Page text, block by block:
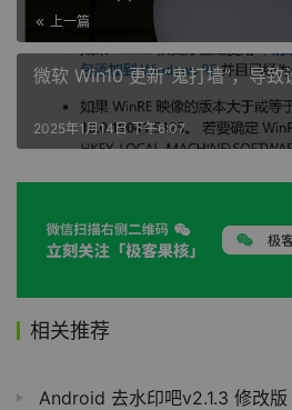
上一篇
微软 Win10 更新“鬼打墙”，导致
2025年1月14日 下午6:07
相关推荐
Android 去水印吧v2.1.3 修改版